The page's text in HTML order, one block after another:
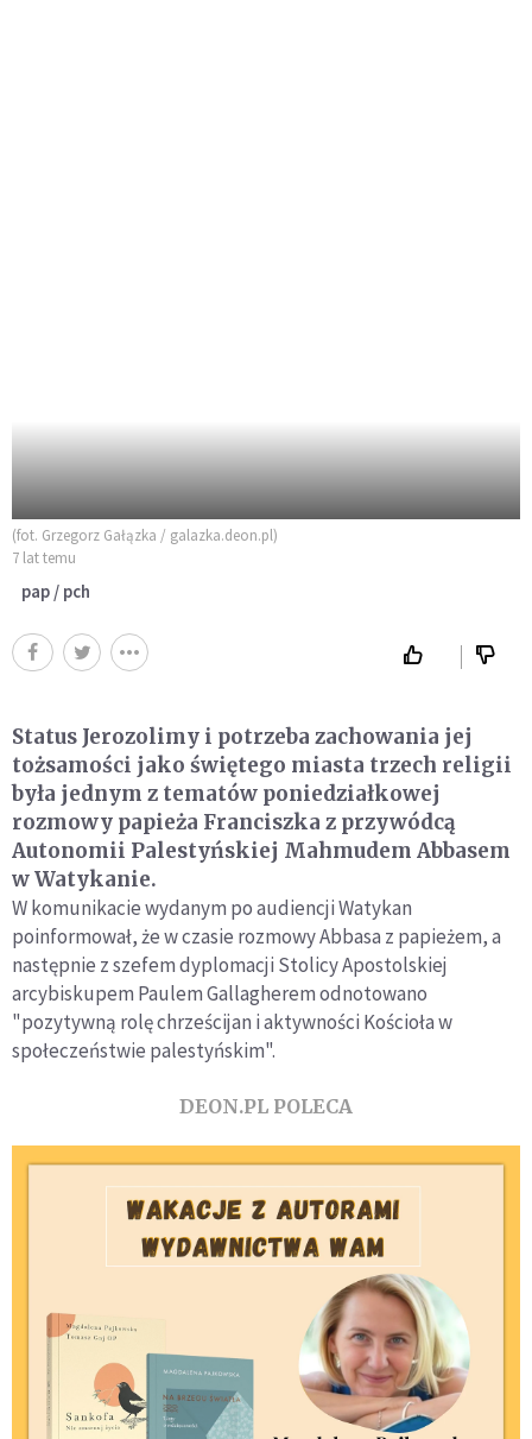
(fot. Grzegorz Gałązka / galazka.deon.pl)
7 lat temu
pap / pch
Status Jerozolimy i potrzeba zachowania jej
tożsamości jako świętego miasta trzech religii
była jednym z tematów poniedziałkowej
rozmowy papieża Franciszka z przywódcą
Autonomii Palestyńskiej Mahmudem Abbasem
w Watykanie.
W komunikacie wydanym po audiencji Watykan
poinformował, że w czasie rozmowy Abbasa z papieżem, a
następnie z szefem dyplomacji Stolicy Apostolskiej
arcybiskupem Paulem Gallagherem odnotowano
"pozytywną rolę chrześcijan i aktywności Kościoła w
społeczeństwie palestyńskim".
DEON.PL POLECA